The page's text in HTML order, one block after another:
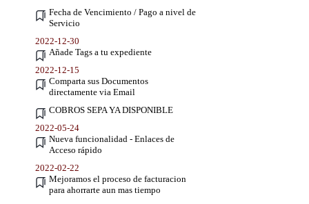
Fecha de Vencimiento / Pago a nivel de
Servicio
2022-12-30
Añade Tags a tu expediente
2022-12-15
Comparta sus Documentos
directamente via Email
COBROS SEPA YA DISPONIBLE
2022-05-24
Nueva funcionalidad - Enlaces de
Acceso rápido
2022-02-22
Mejoramos el proceso de facturacion
para ahorrarte aun mas tiempo